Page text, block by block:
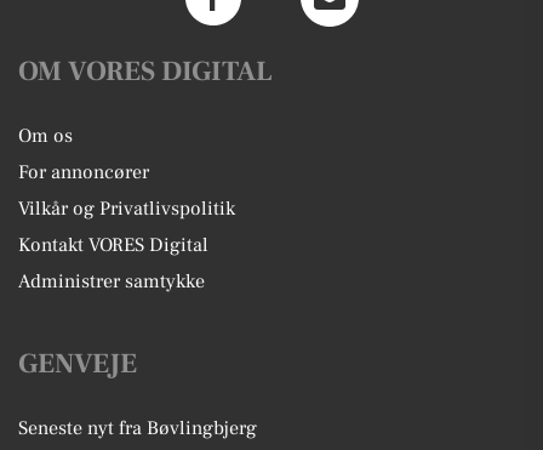
OM VORES DIGITAL
Om os
For annoncører
Vilkår og Privatlivspolitik
Kontakt VORES Digital
Administrer samtykke
GENVEJE
Seneste nyt fra Bøvlingbjerg